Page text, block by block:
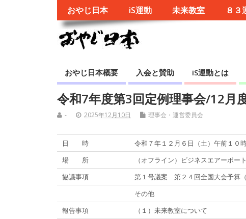
おやじ日本 iS運動 未来教室 ８３
おやじ日本概要 入会と賛助 iS運動とは
令和7年度第3回定例理事会/12月
- 2025年12月10日 理事会・運営委員会
日 時
令和７年１２月６日（土）午前１０
場 所
（オフライン）ビジネスエアーポー
協議事項
第１号議案 第２４回全国大会予算
その他
報告事項
（１）未来教室について